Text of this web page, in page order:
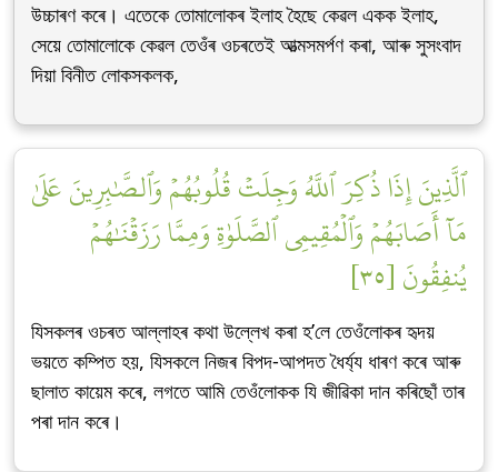
উচ্চাৰণ কৰে। এতেকে তোমালোকৰ ইলাহ হৈছে কেৱল একক ইলাহ,
সেয়ে তোমালোকে কেৱল তেওঁৰ ওচৰতেই আত্মসমৰ্পণ কৰা, আৰু সুসংবাদ
দিয়া বিনীত লোকসকলক,
ٱلَّذِينَ إِذَا ذُكِرَ ٱللَّهُ وَجِلَتۡ قُلُوبُهُمۡ وَٱلصَّٰبِرِينَ عَلَىٰ
مَآ أَصَابَهُمۡ وَٱلۡمُقِيمِي ٱلصَّلَوٰةِ وَمِمَّا رَزَقۡنَٰهُمۡ
يُنفِقُونَ [٣٥]
যিসকলৰ ওচৰত আল্লাহৰ কথা উল্লেখ কৰা হ’লে তেওঁলোকৰ হৃদয়
ভয়তে কম্পিত হয়, যিসকলে নিজৰ বিপদ-আপদত ধৈৰ্য্য ধাৰণ কৰে আৰু
ছালাত কায়েম কৰে, লগতে আমি তেওঁলোকক যি জীৱিকা দান কৰিছোঁ তাৰ
পৰা দান কৰে।